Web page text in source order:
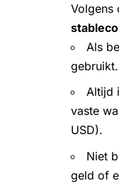
Volgens
Als
gebruikt.
Altijd
vaste
USD).
Niet
geld of